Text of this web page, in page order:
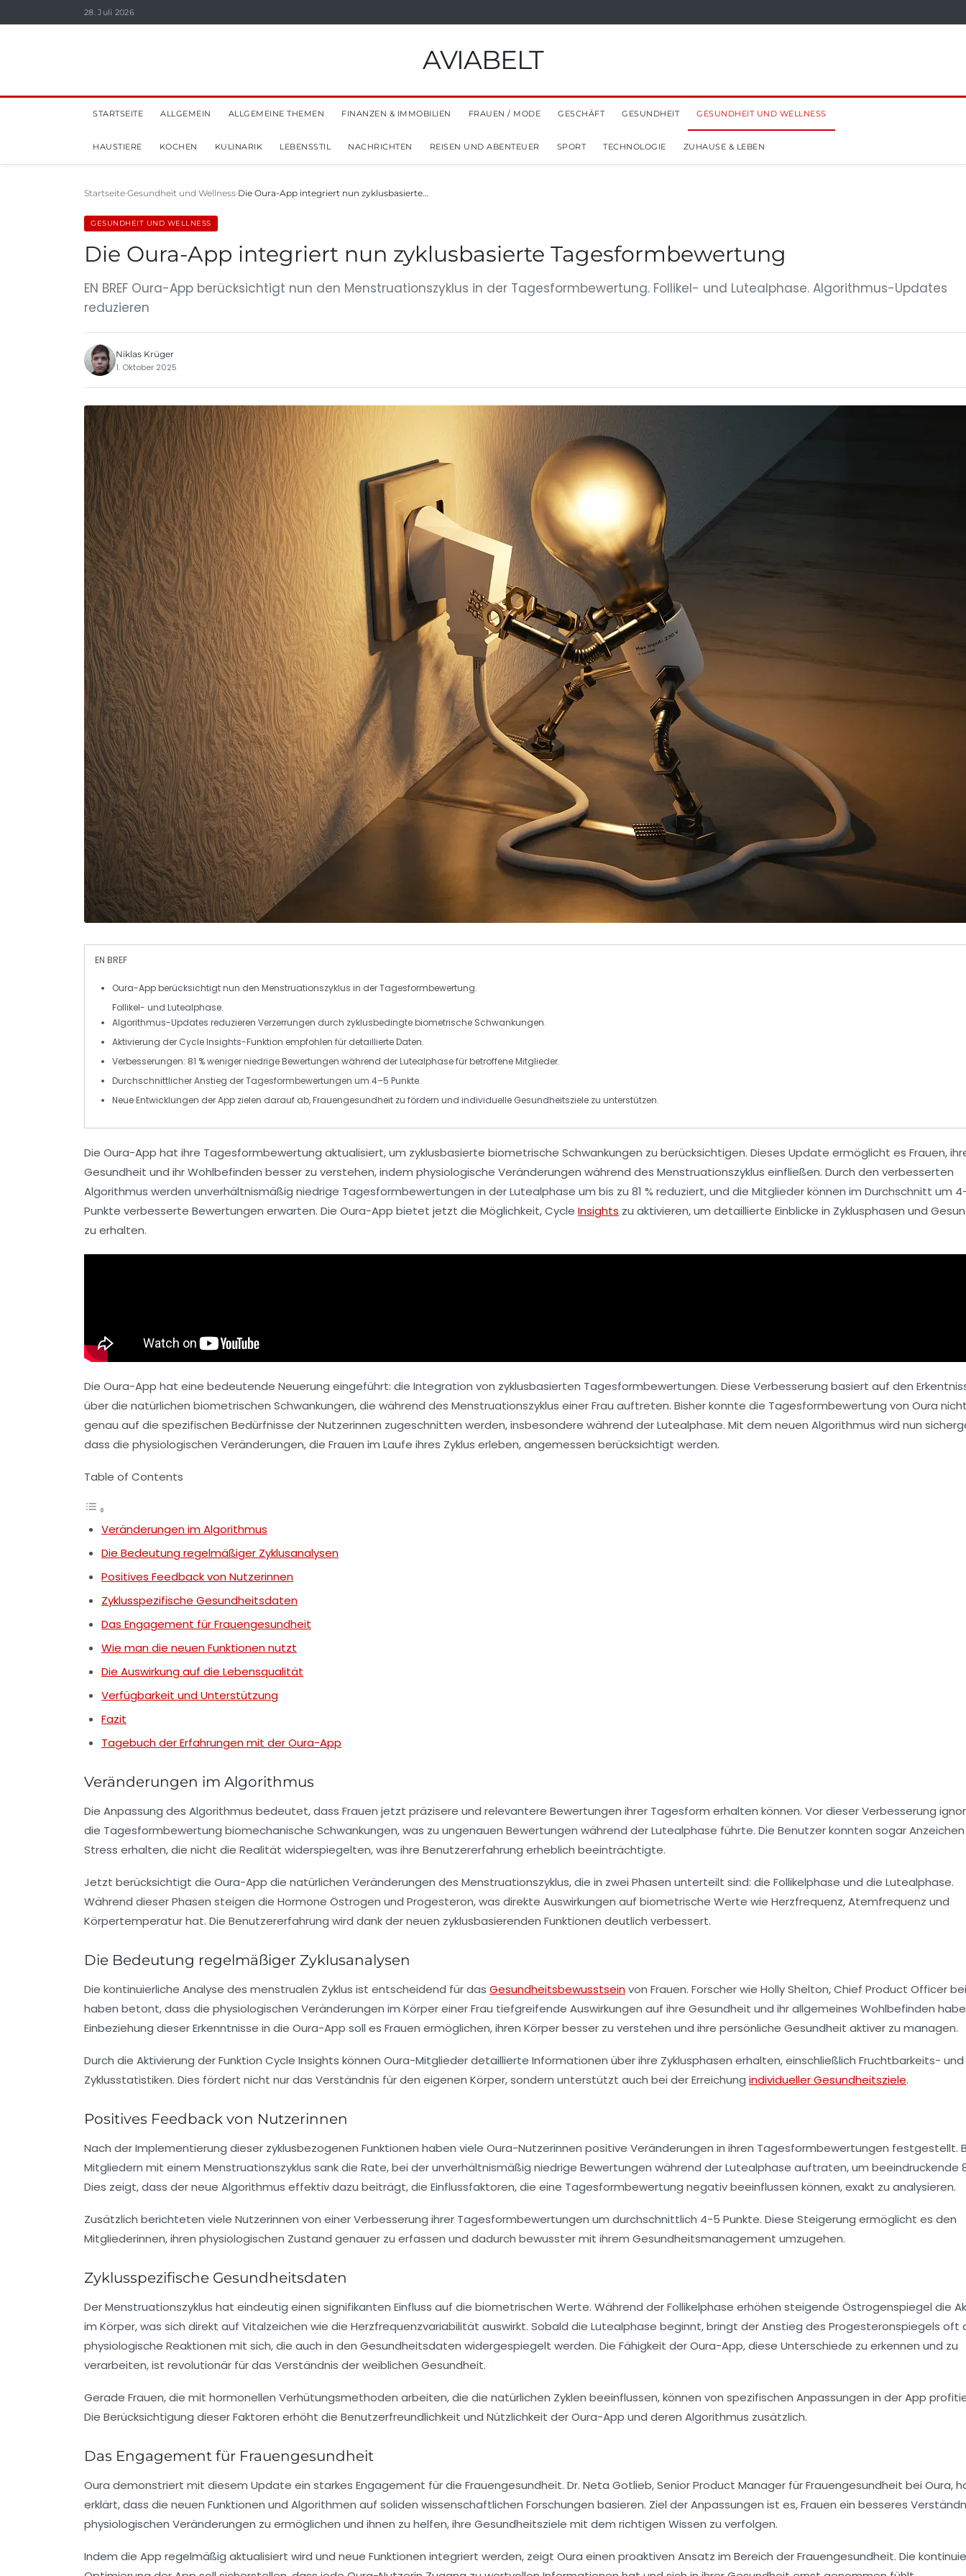
28. Juli 2026
AVIABELT
STARTSEITE ALLGEMEIN ALLGEMEINE THEMEN FINANZEN & IMMOBILIEN FRAUEN / MODE GESCHÄFT GESUNDHEIT GESUNDHEIT UND WELLNESS
HAUSTIERE KOCHEN KULINARIK LEBENSSTIL NACHRICHTEN REISEN UND ABENTEUER SPORT TECHNOLOGIE ZUHAUSE & LEBEN
Startseite Gesundheit und Wellness Die Oura-App integriert nun zyklusbasierte…
GESUNDHEIT UND WELLNESS
Die Oura-App integriert nun zyklusbasierte Tagesformbewertung
EN BREF Oura-App berücksichtigt nun den Menstruationszyklus in der Tagesformbewertung. Follikel- und Lutealphase. Algorithmus-Updates
reduzieren
Niklas Krüger
1. Oktober 2025
EN BREF
Oura-Appberücksichtigt nun den Menstruationszyklus in der Tagesformbewertung.
Follikel- und Lutealphase.
Algorithmus-Updates reduzieren Verzerrungen durch zyklusbedingtebiometrische Schwankungen.
Aktivierung der Cycle Insights-Funktion empfohlen für detaillierte Daten.
Verbesserungen: 81 %weniger niedrige Bewertungen während der Lutealphase für betroffene Mitglieder.
Durchschnittlicher Anstieg der Tagesformbewertungen um 4–5 Punkte.
Neue Entwicklungen der App zielen darauf ab,Frauengesundheit zu fördern und individuelle Gesundheitsziele zu unterstützen.
Die Oura-App hat ihre Tagesformbewertung aktualisiert, um zyklusbasierte biometrische Schwankungen zu berücksichtigen. Dieses Update ermöglicht es Frauen,
Gesundheit und ihrWohlbefinden besser zu verstehen, indem physiologische Veränderungen während des Menstruationszyklus einfließen. Durch den verbesserten
Algorithmus werden unverhältnismäßig niedrige Tagesformbewertungen in derLutealphase um bis zu 81 % reduziert, und die Mitglieder können im Durchschnitt um
Punkte verbesserte Bewertungen erwarten. Die Oura-App bietet jetzt die Möglichkeit,Cycle Insights zu aktivieren, um detaillierte Einblicke in Zyklusphasen und
zu erhalten.
Die Oura-App hat eine bedeutende Neuerung eingeführt: die Integration von zyklusbasierten Tagesformbewertungen. Diese Verbesserung basiert auf den
über die natürlichen biometrischen Schwankungen, die während des Menstruationszyklus einer Frau auftreten. Bisher konnte die Tagesformbewertung von Oura
genau auf die spezifischen Bedürfnisse der Nutzerinnen zugeschnitten werden, insbesondere während der Lutealphase. Mit dem neuen Algorithmus wird nun
dass die physiologischen Veränderungen, die Frauen im Laufe ihres Zyklus erleben, angemessen berücksichtigt werden.
Table of Contents
Veränderungen im Algorithmus
Die Bedeutung regelmäßiger Zyklusanalysen
Positives Feedback von Nutzerinnen
Zyklusspezifische Gesundheitsdaten
Das Engagement für Frauengesundheit
Wie man die neuen Funktionen nutzt
Die Auswirkung auf die Lebensqualität
Verfügbarkeit und Unterstützung
Fazit
Tagebuch der Erfahrungen mit der Oura-App
Veränderungen im Algorithmus
Die Anpassung des Algorithmus bedeutet, dass Frauen jetzt präzisere und relevantere Bewertungen ihrer Tagesform erhalten können. Vor dieser Verbesserung
die Tagesformbewertung biomechanische Schwankungen, was zu ungenauen Bewertungen während der Lutealphase führte. Die Benutzer konnten sogar
Stress erhalten, die nicht die Realität widerspiegelten, was ihre Benutzererfahrung erheblich beeinträchtigte.
Jetzt berücksichtigt die Oura-App die natürlichen Veränderungen des Menstruationszyklus, die in zwei Phasen unterteilt sind: die Follikelphase und die Lutealphase.
Während dieser Phasen steigen die Hormone Östrogen und Progesteron, was direkte Auswirkungen auf biometrische Werte wie Herzfrequenz, Atemfrequenz und
Körpertemperatur hat. Die Benutzererfahrung wird dank der neuen zyklusbasierenden Funktionen deutlich verbessert.
Die Bedeutung regelmäßiger Zyklusanalysen
Die kontinuierliche Analyse des menstrualen Zyklus ist entscheidend für das Gesundheitsbewusstseinvon Frauen. Forscher wie Holly Shelton, Chief Product Officer
haben betont, dass die physiologischen Veränderungen im Körper einer Frau tiefgreifende Auswirkungen auf ihre Gesundheit und ihr allgemeines Wohlbefinden
Einbeziehung dieser Erkenntnisse in die Oura-App soll es Frauen ermöglichen, ihren Körper besser zu verstehen und ihre persönliche Gesundheit aktiver zu managen.
Durch die Aktivierung der Funktion Cycle Insights können Oura-Mitglieder detaillierte Informationen über ihre Zyklusphasen erhalten, einschließlich Fruchtbarkeits- und
Zyklusstatistiken. Dies fördert nicht nur das Verständnis für den eigenen Körper, sondern unterstützt auch bei der Erreichung individueller Gesundheitsziele.
Positives Feedback von Nutzerinnen
Nach der Implementierung dieser zyklusbezogenen Funktionen haben viele Oura-Nutzerinnen positive Veränderungen in ihren Tagesformbewertungen festgestellt.
Mitgliedern mit einem Menstruationszyklus sank die Rate, bei der unverhältnismäßig niedrige Bewertungen während der Lutealphase auftraten, um beeindruckende
Dies zeigt, dass der neue Algorithmus effektiv dazu beiträgt, die Einflussfaktoren, die eine Tagesformbewertung negativ beeinflussen können, exakt zu analysieren.
Zusätzlich berichteten viele Nutzerinnen von einer Verbesserung ihrer Tagesformbewertungen um durchschnittlich 4-5 Punkte. Diese Steigerung ermöglicht es den
Mitgliederinnen, ihren physiologischen Zustand genauer zu erfassen und dadurch bewusster mit ihrem Gesundheitsmanagement umzugehen.
Zyklusspezifische Gesundheitsdaten
Der Menstruationszyklus hat eindeutig einen signifikanten Einfluss auf die biometrischen Werte. Während der Follikelphase erhöhen steigende Östrogenspiegel die
im Körper, was sich direkt auf Vitalzeichen wie die Herzfrequenzvariabilität auswirkt. Sobald die Lutealphase beginnt, bringt der Anstieg des Progesteronspiegels oft
physiologische Reaktionen mit sich, die auch in den Gesundheitsdaten widergespiegelt werden. Die Fähigkeit der Oura-App, diese Unterschiede zu erkennen und zu
verarbeiten, ist revolutionär für das Verständnis der weiblichen Gesundheit.
Gerade Frauen, die mit hormonellen Verhütungsmethoden arbeiten, die die natürlichen Zyklen beeinflussen, können von spezifischen Anpassungen in der App
Die Berücksichtigung dieser Faktoren erhöht die Benutzerfreundlichkeit und Nützlichkeit der Oura-App und deren Algorithmus zusätzlich.
Das Engagement für Frauengesundheit
Oura demonstriert mit diesem Update ein starkes Engagement für die Frauengesundheit. Dr. Neta Gotlieb, Senior Product Manager für Frauengesundheit bei Oura,
erklärt, dass die neuen Funktionen und Algorithmen auf soliden wissenschaftlichen Forschungen basieren. Ziel der Anpassungen ist es, Frauen ein besseres
physiologischen Veränderungen zu ermöglichen und ihnen zu helfen, ihre Gesundheitsziele mit dem richtigen Wissen zu verfolgen.
Indem die App regelmäßig aktualisiert wird und neue Funktionen integriert werden, zeigt Oura einen proaktiven Ansatz im Bereich der Frauengesundheit. Die